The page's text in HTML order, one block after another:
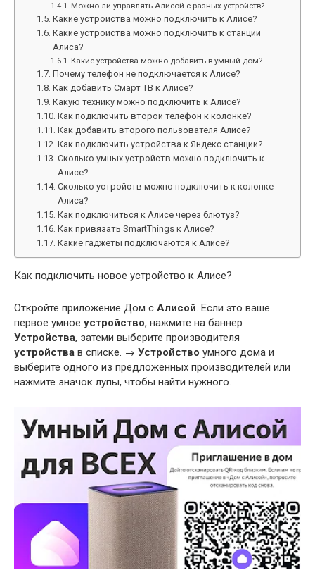
Можно ли управлять Алисой с разных устройств?
Какие устройства можно подключить к Алисе?
Какие устройства можно подключить к станции
Алиса?
Какие устройства можно добавить в умный дом?
Почему телефон не подключается к Алисе?
Как добавить Смарт ТВ к Алисе?
Какую технику можно подключить к Алисе?
Как подключить второй телефон к колонке?
Как добавить второго пользователя Алисе?
Как подключить устройства к Яндекс станции?
Сколько умных устройств можно подключить к
Алисе?
Сколько устройств можно подключить к колонке
Алиса?
Как подключиться к Алисе через блютуз?
Как привязать SmartThings к Алисе?
Какие гаджеты подключаются к Алисе?
Как подключить новое устройство к Алисе?
Откройте приложение Дом с Алисой. Если это ваше
первое умное устройство, нажмите на баннер
Устройства, затеми выберите производителя
устройства в списке. → Устройство умного дома и
выберите одного из предложенных производителей или
нажмите значок лупы, чтобы найти нужного.